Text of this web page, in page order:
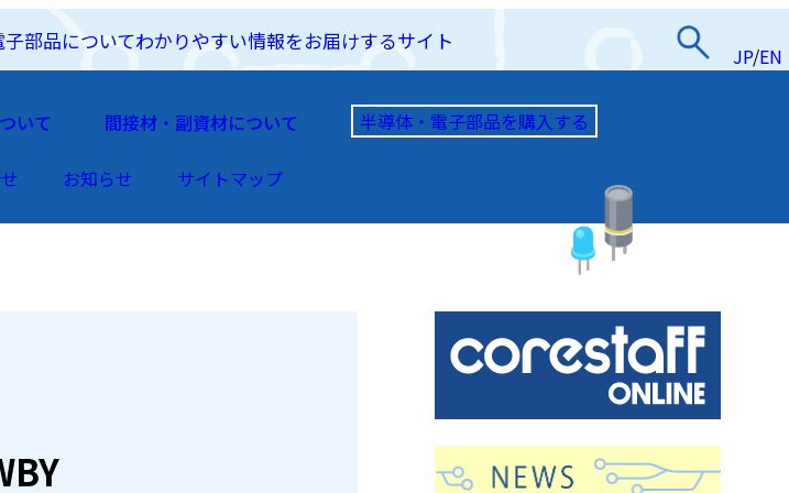
部品についてわかりやすい情報をお届けするサイト
JP/EN
いて 間接材・副資材について 半導体・電子部品を購入する
お知らせ サイトマップ